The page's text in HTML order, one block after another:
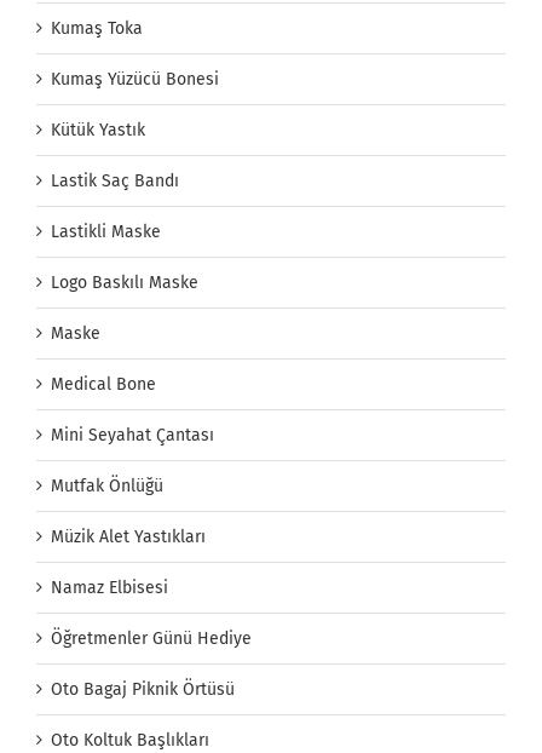
Kumaş Toka
Kumaş Yüzücü Bonesi
Kütük Yastık
Lastik Saç Bandı
Lastikli Maske
Logo Baskılı Maske
Maske
Medical Bone
Mini Seyahat Çantası
Mutfak Önlüğü
Müzik Alet Yastıkları
Namaz Elbisesi
Öğretmenler Günü Hediye
Oto Bagaj Piknik Örtüsü
Oto Koltuk Başlıkları